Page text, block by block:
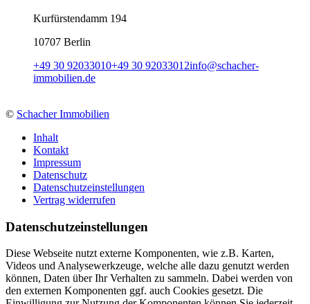
Kurfürstendamm 194
10707 Berlin
+49 30 92033010+49 30 92033012info@schacher-
immobilien.de
© Schacher Immobilien
Inhalt
Kontakt
Impressum
Datenschutz
Datenschutzeinstellungen
Vertrag widerrufen
Daten­schutz­ein­stellungen
Diese Webseite nutzt externe Komponenten, wie z.B. Karten,
Videos und Analysewerkzeuge, welche alle dazu genutzt werden
können, Daten über Ihr Verhalten zu sammeln. Dabei werden von
den externen Komponenten ggf. auch Cookies gesetzt. Die